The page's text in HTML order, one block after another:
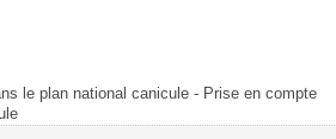
le plan national canicule - Prise en compte